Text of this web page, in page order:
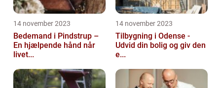
14 november 2023
Bedemand i Pindstrup –
En hjælpende hånd når
livet...
14 november 2023
Tilbygning i Odense -
Udvid din bolig og giv den
e...